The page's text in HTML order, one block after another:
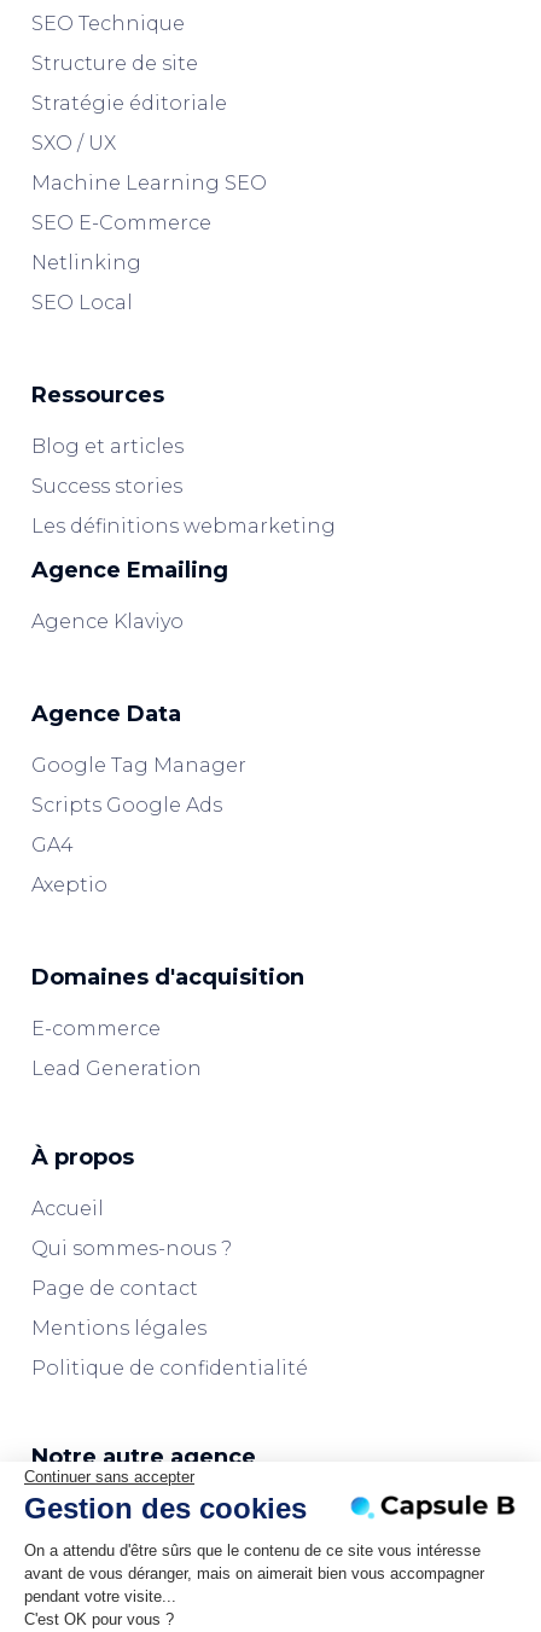
Continuer sans accepter
Gestion des cookies
On a attendu d'être sûrs que le contenu de ce site vous intéresse
avant de vous déranger, mais on aimerait bien vous accompagner
pendant votre visite...
C'est OK pour vous ?
SEO Technique
Structure de site
Stratégie éditoriale
SXO / UX
Machine Learning SEO
SEO E-Commerce
Netlinking
SEO Local
Ressources
Blog et articles
Success stories
Les définitions webmarketing
Agence Emailing
Agence Klaviyo
Agence Data
Google Tag Manager
Scripts Google Ads
GA4
Axeptio
Domaines d'acquisition
E-commerce
Lead Generation
À propos
Accueil
Qui sommes-nous ?
Page de contact
Mentions légales
Politique de confidentialité
Notre autre agence
L'agence Marketplaces